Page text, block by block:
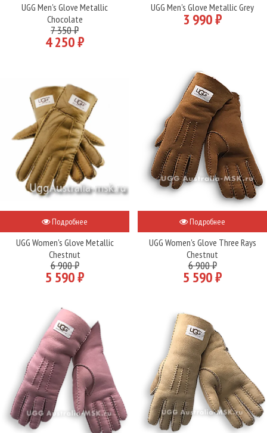
UGG Men's Glove Metallic
Chocolate
7 350 ₽
4 250 ₽
UGG Men's Glove Metallic Grey
3 990 ₽
Подробнее
UGG Women's Glove Metallic
Chestnut
6 900 ₽
5 590 ₽
Подробнее
UGG Women's Glove Three Rays
Chestnut
6 900 ₽
5 590 ₽